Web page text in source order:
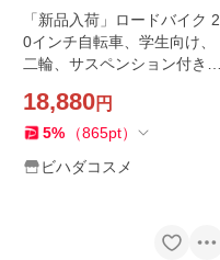
「新品入荷」ロードバイク 2
0インチ自転車、学生向け、
二輪、サスペンション付き、
の子/女の子向け、20イン
チ、40スポーク
18,880円
5% （865pt）
ビハダコスメ